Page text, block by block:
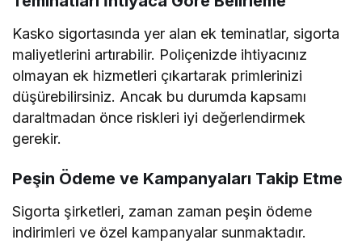
Kasko sigortasında yer alan ek teminatlar, sigorta
maliyetlerini artırabilir. Poliçenizde ihtiyacınız
olmayan ek hizmetleri çıkartarak primlerinizi
düşürebilirsiniz. Ancak bu durumda kapsamı
daraltmadan önce riskleri iyi değerlendirmek
gerekir.
Peşin Ödeme ve Kampanyaları Takip Etme
Sigorta şirketleri, zaman zaman peşin ödeme
indirimleri ve özel kampanyalar sunmaktadır.